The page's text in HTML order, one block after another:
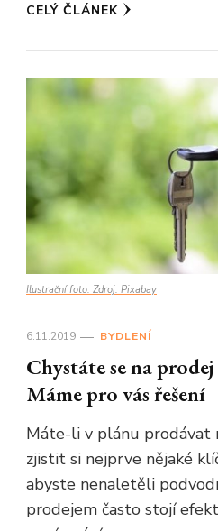
CELÝ ČLÁNEK
Ilustrační foto. Zdroj: Pixabay
6.11.2019 BYDLENÍ
Chystáte se na
Máme pro vás řešení
Máte-li v plánu prodávat
zjistit si nejprve nějaké
abyste nenaletěli
prodejem často stojí